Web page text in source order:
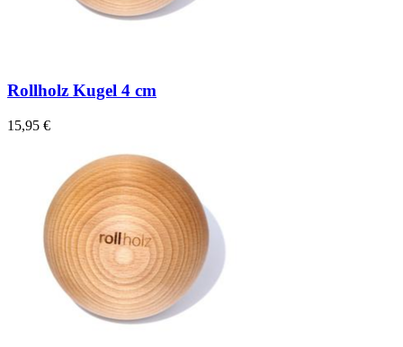
Rollholz Kugel 4 cm
15,95 €